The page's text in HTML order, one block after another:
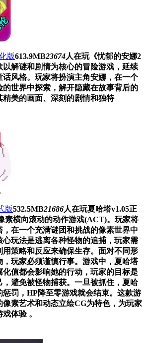
版613.9MB23674人在玩《忧郁的安娜2
以解谜和剧情为核心的冒险游戏，延续
话风格。玩家将扮演主角安娜，在一个
的世界中探索，解开隐藏在故事背后的
精美的画面、深刻的剧情和独特
版532.5MB21686人在玩夏哈塔v1.05正
素横向滚动的动作游戏(ACT)。玩家将
，在一个充满谜团和挑战的像素世界中
心玩法是逃离各种怪物的追捕，玩家需
用策略和反应来确保生存。面对不同形
，玩家必须谨慎行事。游戏中，夏哈塔
化值都会影响她的行动，玩家的目标是
，避免被怪物捕获。一旦被抓住，夏哈
惩罚，HP降至零游戏就会结束。这款游
像素艺术和动态立绘CG为特色，为玩家
体验 。